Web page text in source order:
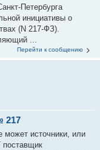
Петербурга
инициативы о
(N 217-ФЗ).
...
Перейти к сообщению
217
может источники, или
поставщик